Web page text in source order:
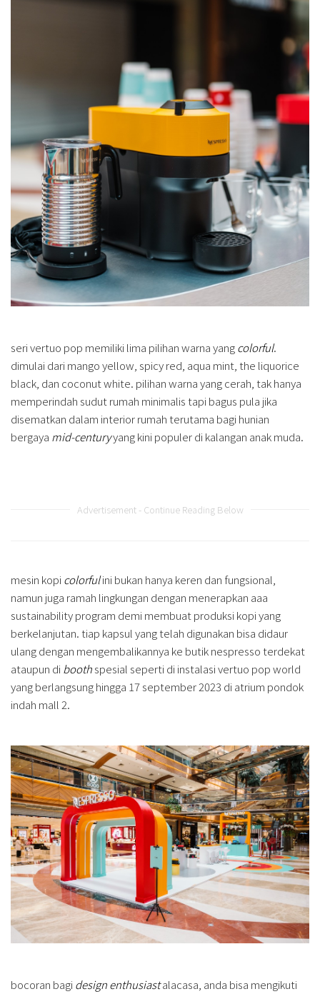
seri vertuo pop memiliki lima pilihan warna yangcolorful.
dimulai dari mango yellow, spicy red, aqua mint, the liquorice
black, dan coconut white. pilihan warna yang cerah, tak hanya
memperindah sudut rumah minimalis tapi bagus pula jika
disematkan dalam interior rumah terutama bagi hunian
bergaya mid-centuryyang kini populer di kalangan anak muda.
Advertisement - Continue Reading Below
mesin kopi colorfulini bukan hanya keren dan fungsional,
namun juga ramah lingkungan dengan menerapkan aaa
sustainability program demi membuat produksi kopi yang
berkelanjutan. tiap kapsul yang telah digunakan bisa didaur
ulang dengan mengembalikannya ke butik nespresso terdekat
ataupun di boothspesial seperti di instalasi vertuo pop world
yang berlangsung hingga 17 september 2023 di atrium pondok
indah mall 2.
bocoran bagi design enthusiastalacasa, anda bisa mengikuti